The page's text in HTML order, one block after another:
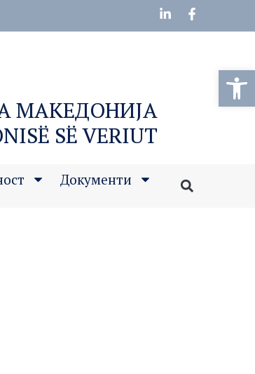
МАКЕДОНИЈА
SË VERIUT
Документи